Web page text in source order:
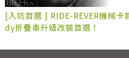
[入坑首選 ] RIDE-REVER機械
dy折疊車升級改裝首選！